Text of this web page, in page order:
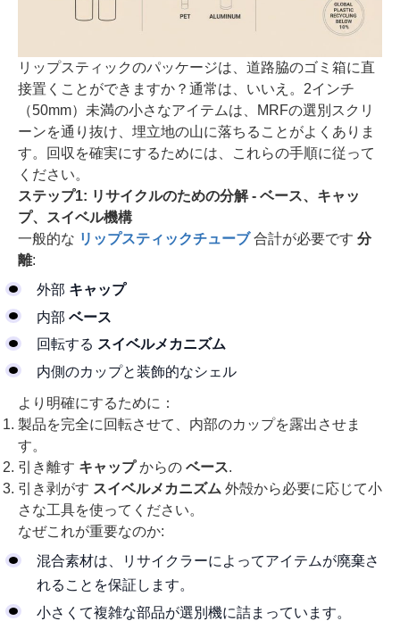
リップスティックのパッケージは、道路脇のゴミ箱に直
接置くことができますか？通常は、いいえ。2インチ
（50mm）未満の小さなアイテムは、MRFの選別スクリ
ーンを通り抜け、埋立地の山に落ちることがよくありま
す。回収を確実にするためには、これらの手順に従って
ください。
ステップ1: リサイクルのための分解 - ベース、キャッ
プ、スイベル機構
一般的な リップスティックチューブ合計が必要です 分
離:
外部 キャップ
内部 ベース
回転する スイベルメカニズム
内側のカップと装飾的なシェル
より明確にするために：
製品を完全に回転させて、内部のカップを露出させま
す。
引き離す キャップからの ベース.
引き剥がす スイベルメカニズム 外殻から必要に応じて小
さな工具を使ってください。
なぜこれが重要なのか:
混合素材は、リサイクラーによってアイテムが廃棄さ
れることを保証します。
小さくて複雑な部品が選別機に詰まっています。